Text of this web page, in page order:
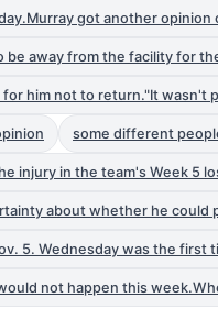
got another
away from the facility for
him not to return."It wasn't
some different
injury in the team's Week 5
about whether he could
5. Wednesday was the
not happen this